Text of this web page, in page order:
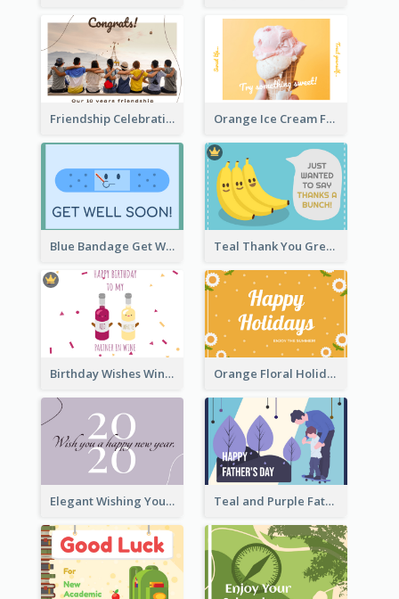
Friendship Celebration Greeting Card Orange Ice Cream Fun Greeting Card
Blue Bandage Get Well Soon Card Teal Thank You Greeting Card Template
Birthday Wishes Wine Card Orange Floral Holidays Celebration Card
Elegant Wishing You a Happy New Year Card Teal and Purple Father's Day Celebration Card